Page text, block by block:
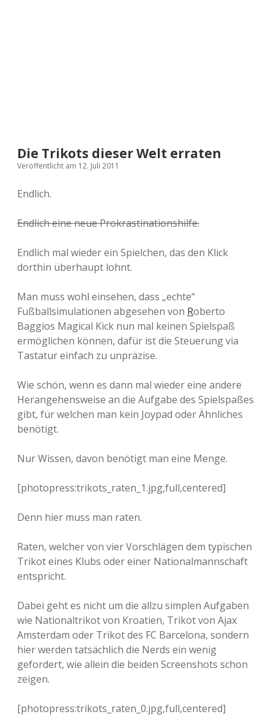
Die Trikots dieser Welt erraten
Veröffentlicht am 12. Juli 2011
Endlich.
Endlich eine neue Prokrastinationshilfe.
Endlich mal wieder ein Spielchen, das den Klick
dorthin überhaupt lohnt.
Man muss wohl einsehen, dass „echte“
Fußballsimulationen abgesehen von Roberto
Baggios Magical Kick nun mal keinen Spielspaß
ermöglichen können, dafür ist die Steuerung via
Tastatur einfach zu unpräzise.
Wie schön, wenn es dann mal wieder eine andere
Herangehensweise an die Aufgabe des Spielspaßes
gibt, für welchen man kein Joypad oder Ähnliches
benötigt.
Nur Wissen, davon benötigt man eine Menge.
[photopress:trikots_raten_1.jpg,full,centered]
Denn hier muss man raten.
Raten, welcher von vier Vorschlägen dem typischen
Trikot eines Klubs oder einer Nationalmannschaft
entspricht.
Dabei geht es nicht um die allzu simplen Aufgaben
wie Nationaltrikot von Kroatien, Trikot von Ajax
Amsterdam oder Trikot des FC Barcelona, sondern
hier werden tatsächlich die Nerds ein wenig
gefordert, wie allein die beiden Screenshots schon
zeigen.
[photopress:trikots_raten_0.jpg,full,centered]